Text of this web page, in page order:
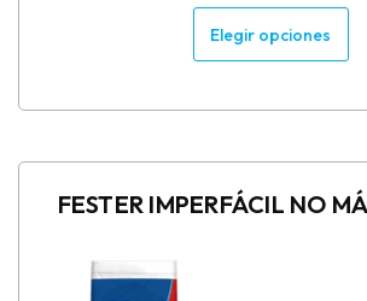
Elegir opciones
FESTER IMPERFÁCIL NO